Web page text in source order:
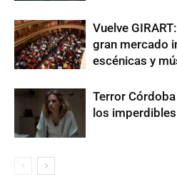
Vuelve
gran mercado
escénicas y
Terror
los